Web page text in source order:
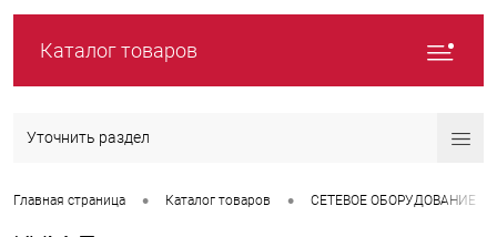
Каталог товаров
Уточнить раздел
Главная страница • Каталог товаров • СЕТЕВОЕ ОБОРУДОВАНИЕ